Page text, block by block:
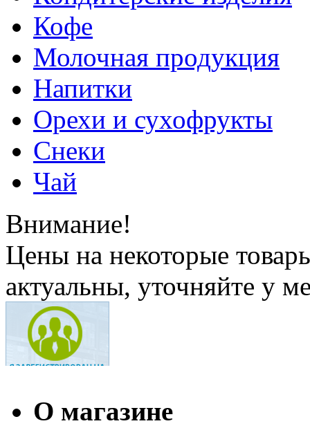
Кофе
Молочная продукция
Напитки
Орехи и сухофрукты
Снеки
Чай
Внимание!
Цены на некоторые
актуальны, уточняйте у
О магазине